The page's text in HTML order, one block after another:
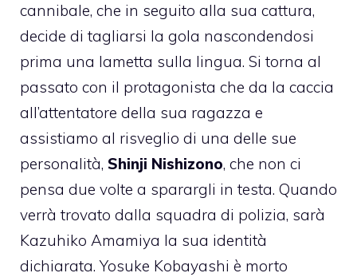
cannibale, che in seguito alla sua cattura,
decide di tagliarsi la gola nascondendosi
prima una lametta sulla lingua. Si torna al
passato con il protagonista che da la caccia
all’attentatore della sua ragazza e
assistiamo al risveglio di una delle sue
personalità, Shinji Nishizono, che non ci
pensa due volte a sparargli in testa. Quando
verrà trovato dalla squadra di polizia, sarà
Kazuhiko Amamiya la sua identità
dichiarata. Yosuke Kobayashi è morto